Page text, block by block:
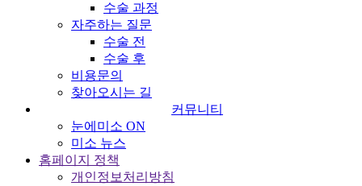
수술 과정
자주하는 질문
수술 전
수술 후
비용문의
찾아오시는 길
커뮤니티
눈에미소 ON
미소 뉴스
홈페이지 정책
개인정보처리방침